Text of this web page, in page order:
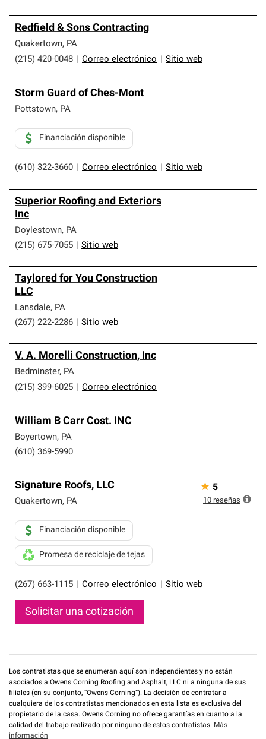
Redfield & Sons Contracting
Quakertown, PA
(215) 420-0048
Correo electrónico Sitio web
Storm Guard of Ches-Mont
Pottstown, PA
(610) 322-3660 Correo electrónico Sitio web
Financiación disponible
Superior Roofing and Exteriors
Inc
Doylestown, PA
(215) 675-7055
Sitio web
Taylored for You Construction
LLC
Lansdale, PA
(267) 222-2286
Sitio web
V. A. Morelli Construction, Inc
Bedminster, PA
(215) 399-6025
Correo electrónico
William B Carr Cost. INC
Boyertown, PA
(610) 369-5990
Signature Roofs, LLC
Quakertown, PA
(267) 663-1115 Correo electrónico Sitio web
Financiación disponible
Promesa de reciclaje de tejas
Solicitar una cotización
★ 5
10 reseñas
Los contratistas que se enumeran aquí son independientes y no están
asociados a Owens Corning Roofing and Asphalt, LLC ni a ninguna de sus
filiales (en su conjunto, “Owens Corning”). La decisión de contratar a
cualquiera de los contratistas mencionados en esta lista es exclusiva del
propietario de la casa. Owens Corning no ofrece garantías en cuanto a la
calidad del trabajo realizado por ninguno de estos contratistas. Más
información